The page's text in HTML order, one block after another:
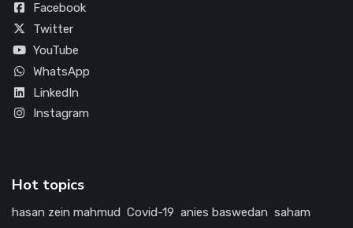
Facebook
Twitter
YouTube
WhatsApp
LinkedIn
Instagram
Hot topics
hasan zein mahmud Covid-19 anies baswedan saham